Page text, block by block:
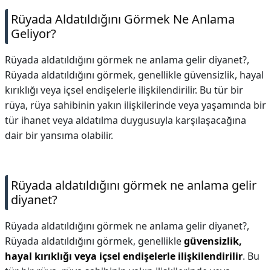
Rüyada Aldatıldığını Görmek Ne Anlama
Geliyor?
Rüyada aldatıldığını görmek ne anlama gelir diyanet?,
Rüyada aldatıldığını görmek, genellikle güvensizlik, hayal
kırıklığı veya içsel endişelerle ilişkilendirilir. Bu tür bir
rüya, rüya sahibinin yakın ilişkilerinde veya yaşamında bir
tür ihanet veya aldatılma duygusuyla karşılaşacağına
dair bir yansıma olabilir.
Rüyada aldatıldığını görmek ne anlama gelir
diyanet?
Rüyada aldatıldığını görmek ne anlama gelir diyanet?,
Rüyada aldatıldığını görmek, genelliklegüvensizlik,
hayal kırıklığı veya içsel endişelerle ilişkilendirilir. Bu